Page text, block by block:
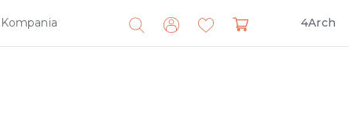
Kompania 4Arch
Search
for: